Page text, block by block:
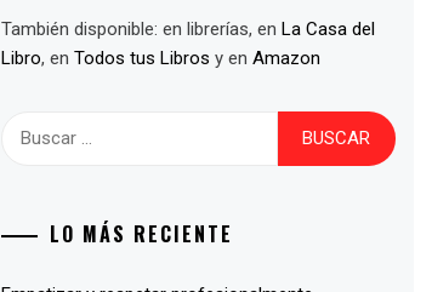
También disponible: en librerías, enLa Casa del
Libro, enTodos tus Libros y enAmazon
LO MÁS RECIENTE